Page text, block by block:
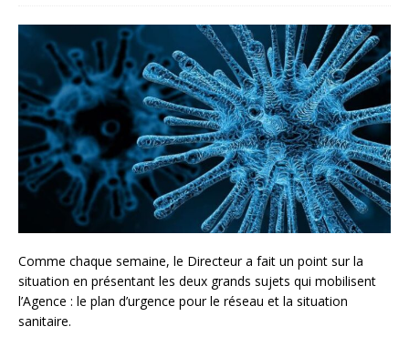
Comme chaque semaine, le Directeur a fait un point sur la
situation en présentant les deux grands sujets qui mobilisent
l’Agence : le plan d’urgence pour le réseau et la situation
sanitaire.